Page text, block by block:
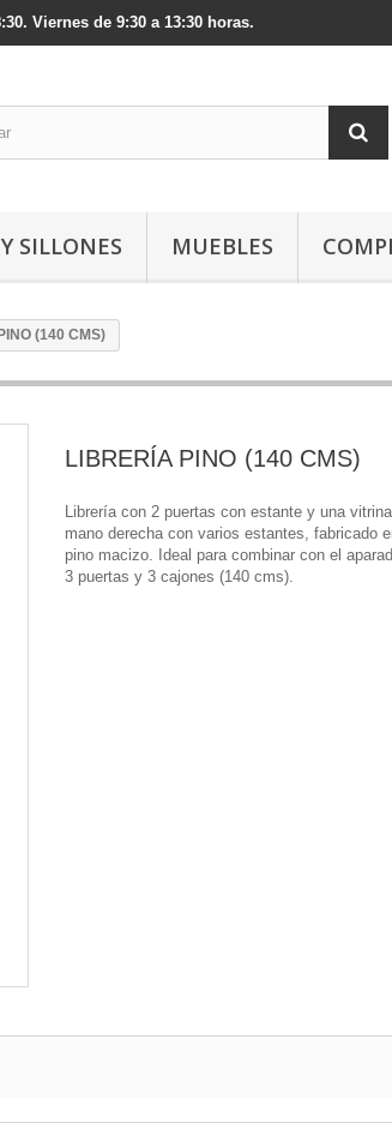
Viernes de 9:30 a 13:30 horas.
SILLONES MUEBLES
(140 CMS)
LIBRERÍA PINO (140 CMS)
Librería con 2 puertas con estante y una
mano derecha con varios estantes, fabricado
pino macizo. Ideal para combinar con el
3 puertas y 3 cajones (140 cms).